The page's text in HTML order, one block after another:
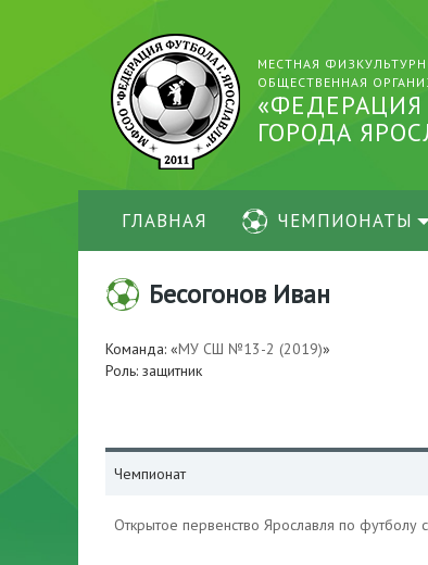
МЕСТНАЯ
ОБЩЕСТВЕННАЯ
ГОРОДА
ГЛАВНАЯ ЧЕМПИОНАТЫ
Бесогонов Иван
Команда: «МУ СШ №13-2 (2019)»
Роль: защитник
Чемпионат
Открытое первенство Ярославля по